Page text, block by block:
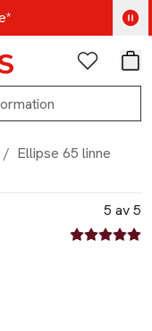
nu
Favoriter
/ Ellipse 65 linne
5 av 5
5 av fem